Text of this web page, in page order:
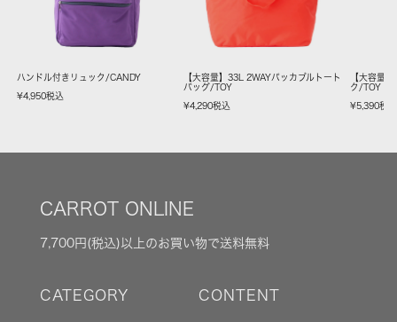
ハンドル付きリュック/CANDY
¥4,950税込
【大容量】33L 2WAYパッカブルトート
バッグ/TOY
¥4,290税込
【大容量
ク/TOY
¥5,390税込
CARROT ONLINE
7,700円(税込)以上のお買い物で送料無料